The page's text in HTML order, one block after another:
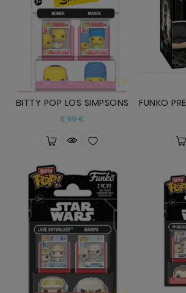
BITTY POP LOS SIMPSONS
8,99 €Precio